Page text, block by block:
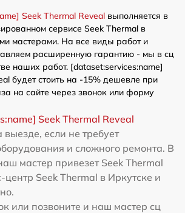
Seek Thermal Reveal выполняется в
сервисе Seek Thermal в
мастерами. На все виды работ и
расширенную гарантию - мы в сц
наших работ. [dataset:services:name]
будет стоить на -15% дешевле при
на сайте через звонок или форму
Seek Thermal Reveal
выезде, если не требует
и сложного ремонта. В
мастер привезет Seek Thermal
центр Seek Thermal в Иркутске и
или позвоните и наш мастер сц